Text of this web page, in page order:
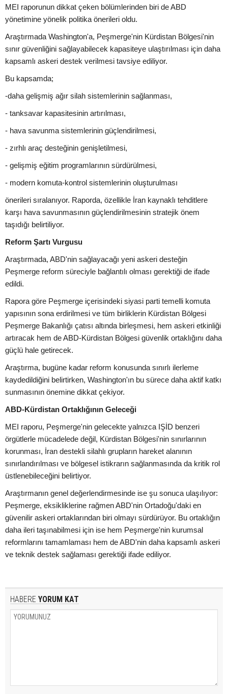
MEI raporunun dikkat çeken bölümlerinden biri de ABD
yönetimine yönelik politika önerileri oldu.
Araştırmada Washington'a, Peşmerge'nin Kürdistan Bölgesi'nin
sınır güvenliğini sağlayabilecek kapasiteye ulaştırılması için daha
kapsamlı askeri destek verilmesi tavsiye ediliyor.
Bu kapsamda;
-daha gelişmiş ağır silah sistemlerinin sağlanması,
- tanksavar kapasitesinin artırılması,
- hava savunma sistemlerinin güçlendirilmesi,
- zırhlı araç desteğinin genişletilmesi,
- gelişmiş eğitim programlarının sürdürülmesi,
- modern komuta-kontrol sistemlerinin oluşturulması
önerileri sıralanıyor. Raporda, özellikle İran kaynaklı tehditlere
karşı hava savunmasının güçlendirilmesinin stratejik önem
taşıdığı belirtiliyor.
Reform Şartı Vurgusu
Araştırmada, ABD'nin sağlayacağı yeni askeri desteğin
Peşmerge reform süreciyle bağlantılı olması gerektiği de ifade
edildi.
Rapora göre Peşmerge içerisindeki siyasi parti temelli komuta
yapısının sona erdirilmesi ve tüm birliklerin Kürdistan Bölgesi
Peşmerge Bakanlığı çatısı altında birleşmesi, hem askeri etkinliği
artıracak hem de ABD-Kürdistan Bölgesi güvenlik ortaklığını daha
güçlü hale getirecek.
Araştırma, bugüne kadar reform konusunda sınırlı ilerleme
kaydedildiğini belirtirken, Washington'ın bu sürece daha aktif katkı
sunmasının önemine dikkat çekiyor.
ABD-Kürdistan Ortaklığının Geleceği
MEI raporu, Peşmerge'nin gelecekte yalnızca IŞİD benzeri
örgütlerle mücadelede değil, Kürdistan Bölgesi'nin sınırlarının
korunması, İran destekli silahlı grupların hareket alanının
sınırlandırılması ve bölgesel istikrarın sağlanmasında da kritik rol
üstlenebileceğini belirtiyor.
Araştırmanın genel değerlendirmesinde ise şu sonuca ulaşılıyor:
Peşmerge, eksikliklerine rağmen ABD'nin Ortadoğu'daki en
güvenilir askeri ortaklarından biri olmayı sürdürüyor. Bu ortaklığın
daha ileri taşınabilmesi için ise hem Peşmerge'nin kurumsal
reformlarını tamamlaması hem de ABD'nin daha kapsamlı askeri
ve teknik destek sağlaması gerektiği ifade ediliyor.
HABERE YORUM KAT